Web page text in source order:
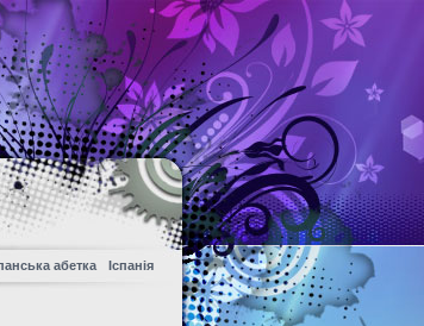
абетка Іспанія